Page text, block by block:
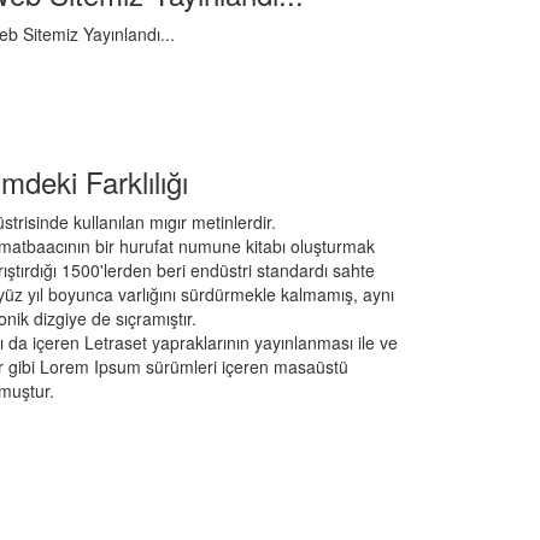
Sitemiz Yayınlandı...
Farklılığı
kullanılan mıgır metinlerdir.
bir hurufat numune kitabı oluşturmak
1500'lerden beri endüstri standardı sahte
yıl boyunca varlığını sürdürmekle kalmamış, aynı
dizgiye de sıçramıştır.
içeren Letraset yapraklarının yayınlanması ile ve
gibi Lorem Ipsum sürümleri içeren masaüstü